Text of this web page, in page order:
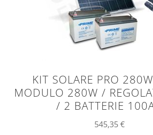
KIT SOLARE PRO
MODULO 280W /
/ 2 BATTERIE
545,35€